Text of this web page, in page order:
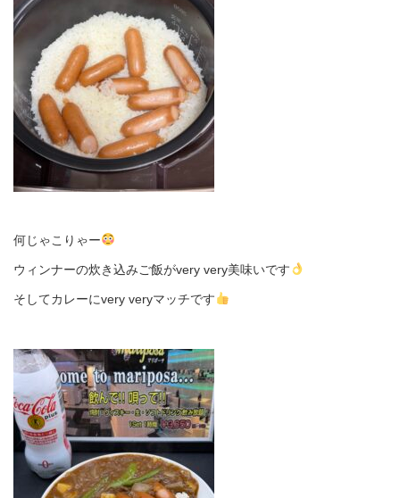
何じゃこりゃー
ウィンナーの炊き込みご飯がvery very美味いです
そしてカレーにvery veryマッチです